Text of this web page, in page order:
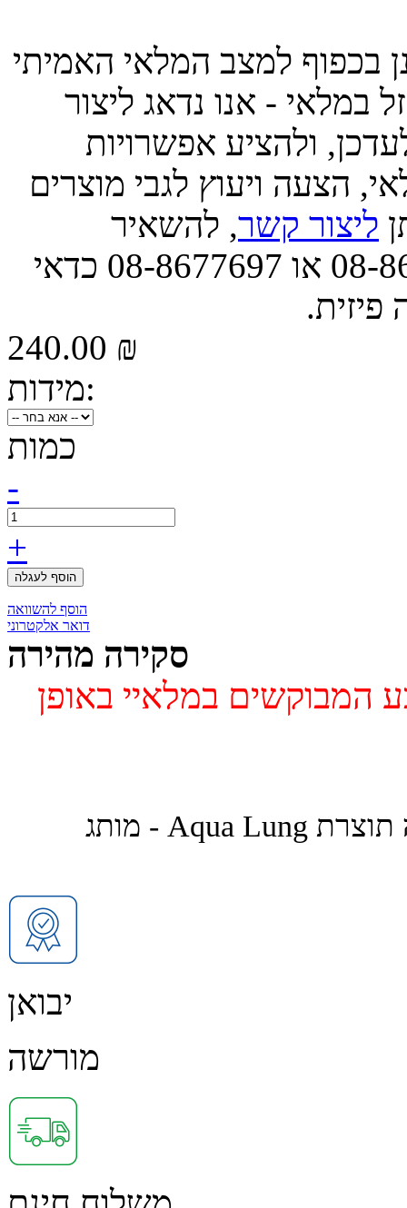
בכפוף למצב המלאי האמיתי
במלאי - אנו נדאג ליצור
ולהציע אפשרויות
הצעה ויעוץ לגבי מוצרים
ליצור קשר, להשאיר
הודעה, או לפנות אלינו בטל' 08-8677663 או 08-8677697 כדאי
פיזית.
240.00 ₪
מידות:
כמות
-
+
הוסף לעגלה
הוסף להשוואה
דואר אלקטרוני
סקירה מהירה
המבוקשים במלאיי באופן
סנפרי באורך קצר-בינוני לשנירקול ושחייה תוצרת Aqua Lung - מותג
יבואן
מורשה